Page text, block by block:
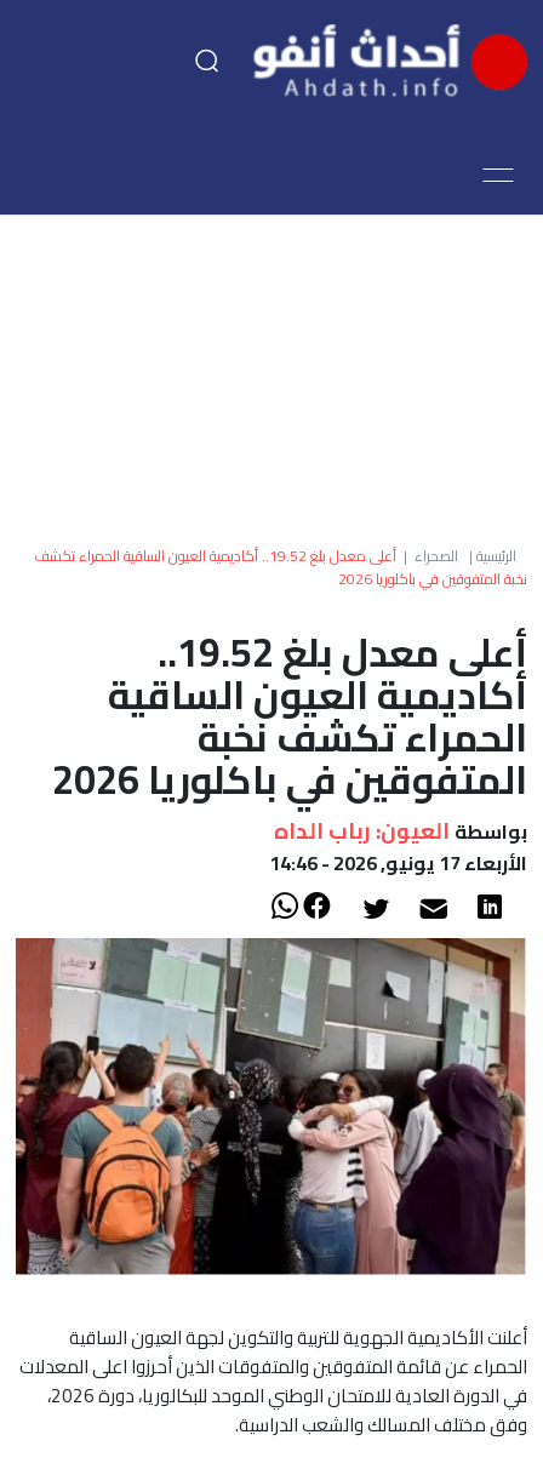
اقتصاد
العالم
الصحراء
الرئيسية| الصحراء |
أعلى معدل بلغ 19.52.. أكاديمية العيون الساقية الحمراء تكشف
نخبة المتفوقين في باكلوريا 2026
أعلى معدل بلغ 19.52..
أكاديمية العيون الساقية
الحمراء تكشف نخبة
المتفوقين في باكلوريا 2026
بواسطة العيون: رباب الداه
الأربعاء 17 يونيو, 2026 - 14:46
أعلنت الأكاديمية الجهوية للتربية والتكوين لجهة العيون الساقية
الحمراء عن قائمة المتفوقين والمتفوقات الذين أحرزوا اعلى المعدلات
في الدورة العادية للامتحان الوطني الموحد للبكالوريا، دورة 2026،
وفق مختلف المسالك والشعب الدراسية.